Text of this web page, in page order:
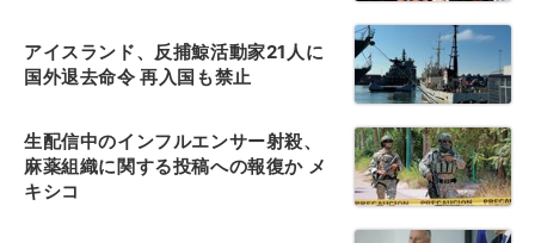
アイスランド、反捕鯨活動家21人に
国外退去命令 再入国も禁止
生配信中のインフルエンサー射殺、
麻薬組織に関する投稿への報復か メ
キシコ